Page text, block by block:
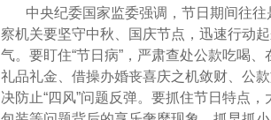
中央纪委国家监委强调，节日期间往往
察机关要坚守中秋、国庆节点，迅速行动
气。要盯住“节日病”，严肃查处公款吃喝
礼品礼金、借操办婚丧喜庆之机敛财、公
决防止“四风”问题反弹。要抓住节日特点